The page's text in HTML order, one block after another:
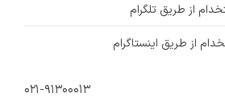
از طریق تلگرام
از طریق اینستاگرام
۰۲۱-۹۱۳۰۰۰۱۳